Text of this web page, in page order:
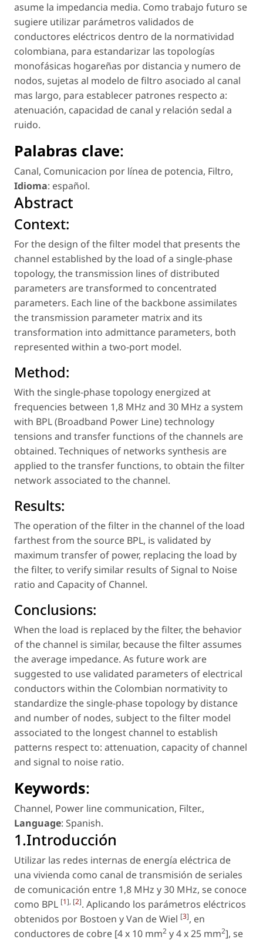
asume la impedancia media. Como trabajo futuro se
sugiere utilizar parámetros validados de
conductores eléctricos dentro de la normatividad
colombiana, para estandarizar las topologías
monofásicas hogareñas por distancia y numero de
nodos, sujetas al modelo de filtro asociado al canal
mas largo, para establecer patrones respecto a:
atenuación, capacidad de canal y relación sedal a
ruido.
Palabras clave:
Canal, Comunicacion por línea de potencia, Filtro,
Idioma: español.
Abstract
Context:
For the design of the filter model that presents the
channel established by the load of a single-phase
topology, the transmission lines of distributed
parameters are transformed to concentrated
parameters. Each line of the backbone assimilates
the transmission parameter matrix and its
transformation into admittance parameters, both
represented within a two-port model.
Method:
With the single-phase topology energized at
frequencies between 1,8 MHz and 30 MHz a system
with BPL (Broadband Power Line) technology
tensions and transfer functions of the channels are
obtained. Techniques of networks synthesis are
applied to the transfer functions, to obtain the filter
network associated to the channel.
Results:
The operation of the filter in the channel of the load
farthest from the source BPL, is validated by
maximum transfer of power, replacing the load by
the filter, to verify similar results of Signal to Noise
ratio and Capacity of Channel.
Conclusions:
When the load is replaced by the filter, the behavior
of the channel is similar, because the filter assumes
the average impedance. As future work are
suggested to use validated parameters of electrical
conductors within the Colombian normativity to
standardize the single-phase topology by distance
and number of nodes, subject to the filter model
associated to the longest channel to establish
patterns respect to: attenuation, capacity of channel
and signal to noise ratio.
Keywords:
Channel, Power line communication, Filter.,
Language: Spanish.
1.Introducción
Utilizar las redes internas de energía eléctrica de
una vivienda como canal de transmisión de seriales
de comunicación entre 1,8 MHz y 30 MHz, se conoce
como BPL [1], [2]. Aplicando los parámetros eléctricos
obtenidos por Bostoen y Van de Wiel [3], en
conductores de cobre [4 x 10 mm2 y 4 x 25 mm2], se